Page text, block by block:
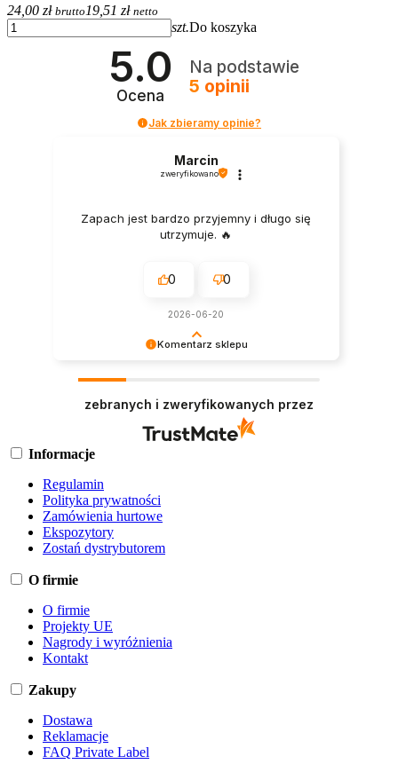
24,00 zł brutto 19,51 zł netto
szt.Do koszyka
5.0
Ocena
Na podstawie
5 opinii
Jak zbieramy opinie?
Komentarz sklepu
Marcin
zweryfikowano
Zapach jest bardzo przyjemny i długo się
utrzymuje. 🔥
0 0
2026-06-20
zebranych i zweryfikowanych przez
Informacje
Regulamin
Polityka prywatności
Zamówienia hurtowe
Ekspozytory
Zostań dystrybutorem
O firmie
O firmie
Projekty UE
Nagrody i wyróżnienia
Kontakt
Zakupy
Dostawa
Reklamacje
FAQ Private Label